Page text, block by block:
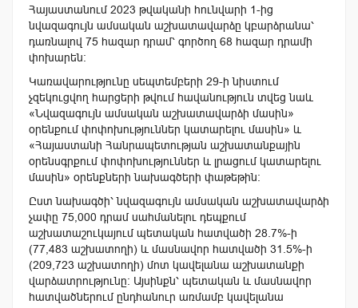
Հայաստանում 2023 թվականի հունվարի 1-ից
նվազագույն ամսական աշխատավարձը կբարձրանա՝
դառնալով 75 հազար դրամ՝ գործող 68 հազար դրամի
փոխարեն:
Կառավարությունը սեպտեմբերի 29-ի նիստում
չզեկուցվող հարցերի թվում հավանություն տվեց նաև
«Նվազագույն ամսական աշխատավարձի մասին»
օրենքում փոփոխություններ կատարելու մասին» և
«Հայաստանի Հանրապետության աշխատանքային
օրենսգրքում փոփոխություններ և լրացում կատարելու
մասին» օրենքների նախագծերի փաթեթին:
Ըստ նախագծի՝ նվազագույն ամսական աշխատավարձի
չափը 75,000 դրամ սահմանելու դեպքում
աշխատաշուկայում պետական հատվածի 28.7%-ի
(77,483 աշխատողի) և մասնավոր հատվածի 31.5%-ի
(209,723 աշխատողի) մոտ կավելանա աշխատանքի
վարձատրությունը։ Այսինքն՝ պետական և մասնավոր
հատվածներում ընդհանուր առմամբ կավելանա